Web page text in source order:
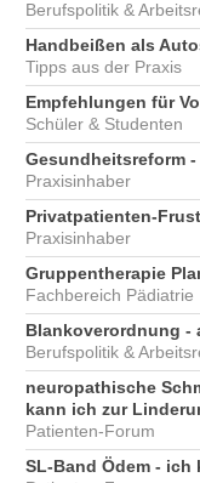
Berufspolitik &
Handbeißen als
Tipps aus der Praxis
Empfehlungen für
Schüler & Studenten
Gesundheitsreform
Praxisinhaber
Privatpatienten-Frust
Praxisinhaber
Gruppentherapie
Fachbereich Pädiatrie
Blankoverordnung -
Berufspolitik &
neuropathische
kann ich zur
Patienten-Forum
SL-Band Ödem -